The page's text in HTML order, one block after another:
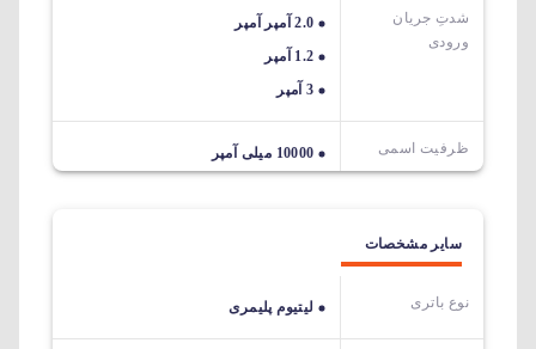
شدتِ جریان
ورودی
2.0 آمپر آمپر
1.2 آمپر
3 آمپر
ظرفیت اسمی 10000 میلی آمپر
سایر مشخصات
نوع باتری لیتیوم پلیمری